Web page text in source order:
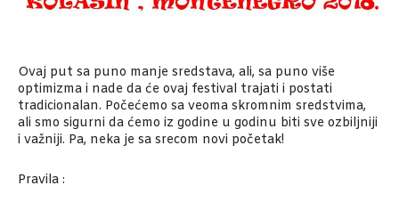
Ovaj put sa puno manje sredstava, ali, sa puno više
optimizma i nade da će ovaj festival trajati i postati
tradicionalan. Počećemo sa veoma skromnim sredstvima,
ali smo sigurni da ćemo iz godine u godinu biti sve ozbiljniji
i važniji. Pa, neka je sa srecom novi početak!
Pravila :